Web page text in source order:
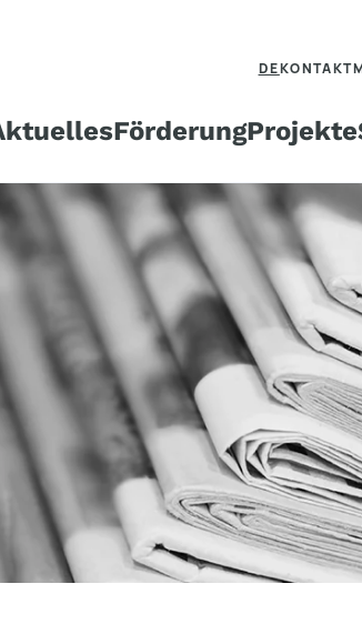
DEKONTAKT
FörderungProjekte